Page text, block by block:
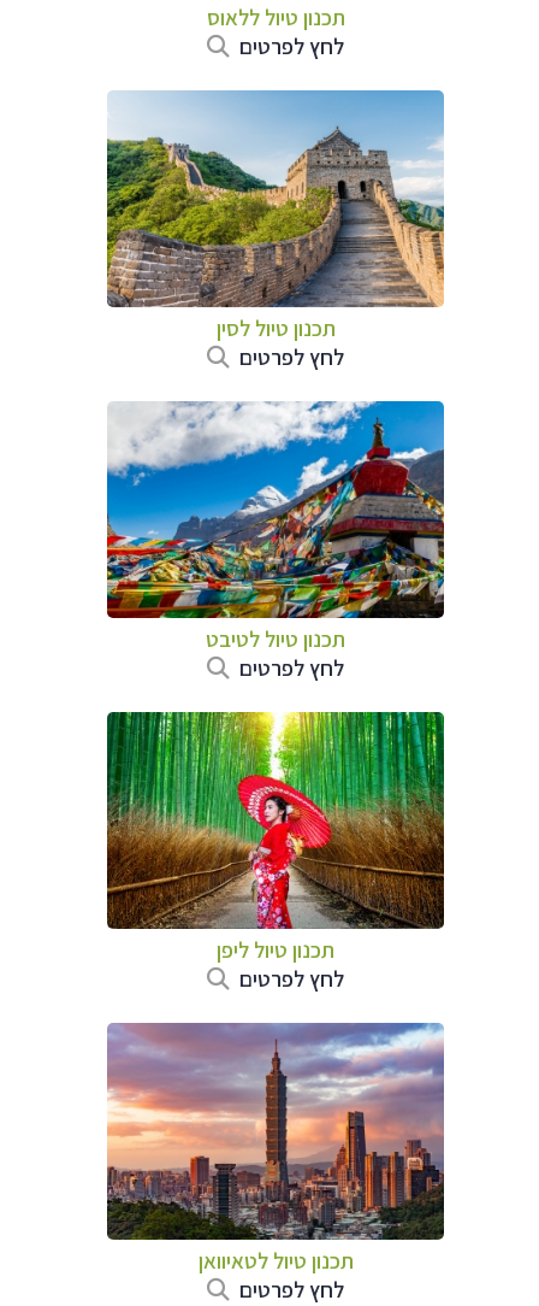
תכנון טיול ללאוס
לחץ לפרטים
תכנון טיול לסין
לחץ לפרטים
תכנון טיול לטיבט
לחץ לפרטים
תכנון טיול ליפן
לחץ לפרטים
תכנון טיול לטאיוואן
לחץ לפרטים